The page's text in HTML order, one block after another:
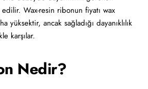
Wax-resin ribonun fiyatı wax
yüksektir, ancak sağladığı dayanıklılık
karşılar.
Nedir?